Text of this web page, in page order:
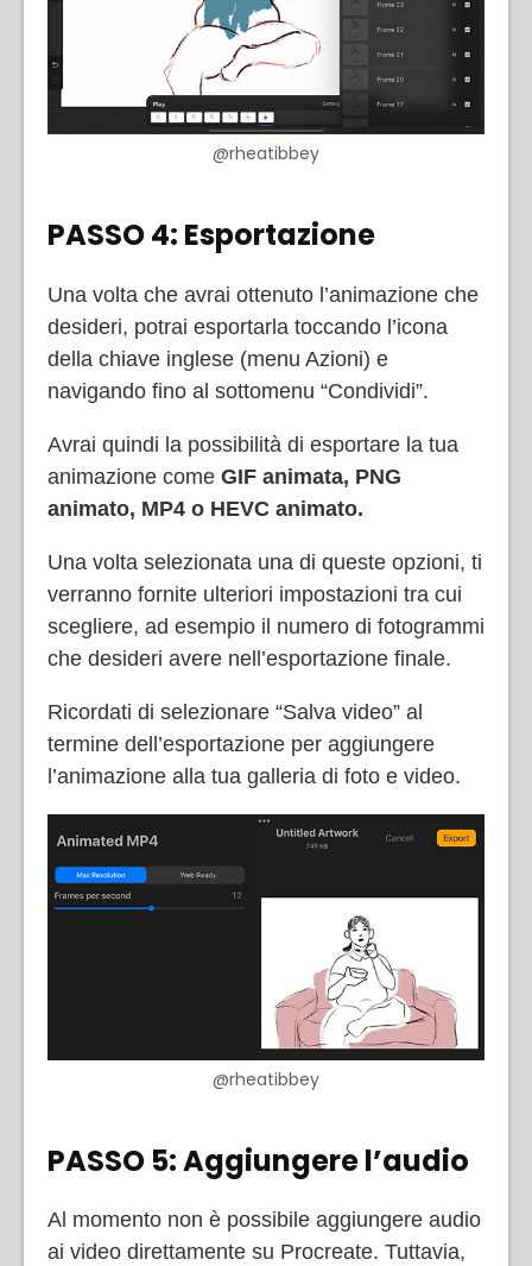
@rheatibbey
PASSO 4: Esportazione
Una volta che avrai ottenuto l’animazione che
desideri, potrai esportarla toccando l’icona
della chiave inglese (menu Azioni) e
navigando fino al sottomenu “Condividi”.
Avrai quindi la possibilità di esportare la tua
animazione come GIF animata, PNG
animato, MP4 o HEVC animato.
Una volta selezionata una di queste opzioni, ti
verranno fornite ulteriori impostazioni tra cui
scegliere, ad esempio il numero di fotogrammi
che desideri avere nell’esportazione finale.
Ricordati di selezionare “Salva video” al
termine dell’esportazione per aggiungere
l’animazione alla tua galleria di foto e video.
@rheatibbey
PASSO 5: Aggiungere l’audio
Al momento non è possibile aggiungere audio
ai video direttamente su Procreate. Tuttavia,